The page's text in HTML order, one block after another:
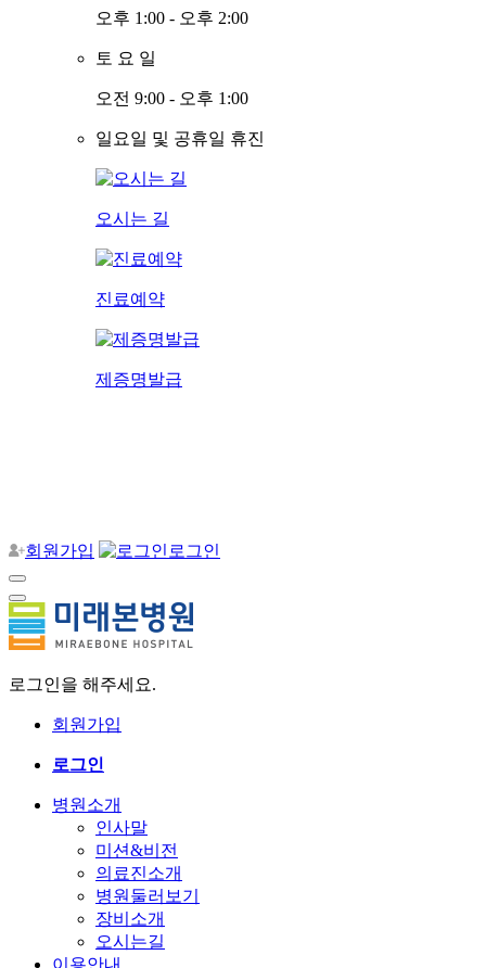
오후 1:00 - 오후 2:00
토 요 일
오전 9:00 - 오후 1:00
일요일 및 공휴일 휴진
오시는 길
진료예약
제증명발급
회원가입 로그인
로그인을 해주세요.
회원가입
로그인
병원소개
인사말
미션&비전
의료진소개
병원둘러보기
장비소개
오시는길
이용안내